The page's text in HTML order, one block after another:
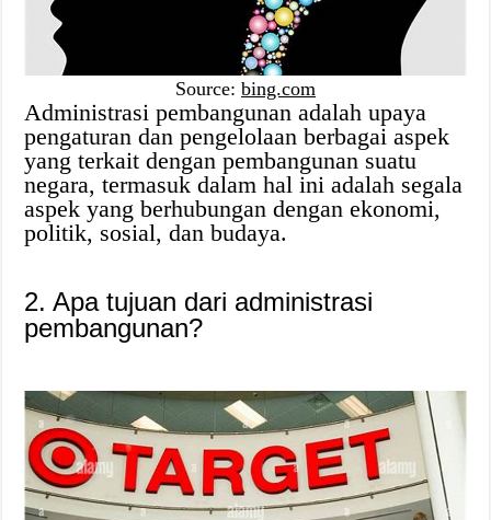
Source: bing.com
Administrasi pembangunan adalah upaya
pengaturan dan pengelolaan berbagai aspek
yang terkait dengan pembangunan suatu
negara, termasuk dalam hal ini adalah segala
aspek yang berhubungan dengan ekonomi,
politik, sosial, dan budaya.
2. Apa tujuan dari administrasi
pembangunan?